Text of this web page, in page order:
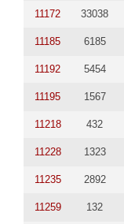
11172 33038
11185 6185
11192 5454
11195 1567
11218 432
11228 1323
11235 2892
11259 132